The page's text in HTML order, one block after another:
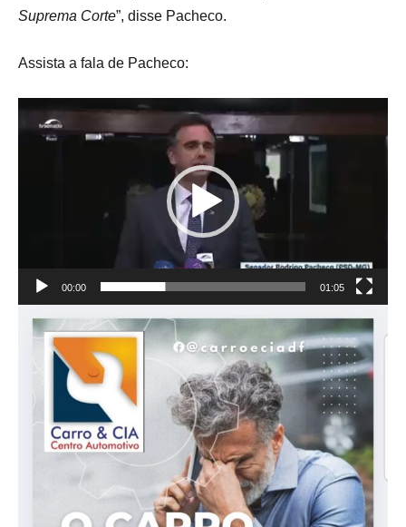
Suprema Corte”, disse Pacheco.
Assista a fala de Pacheco:
Tocador
00:00 01:05